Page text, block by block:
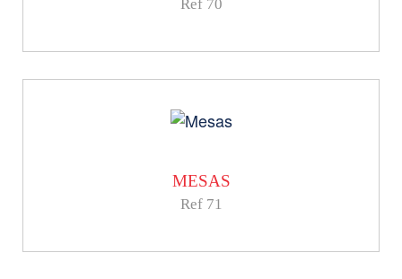
Ref 70
MESAS
Ref 71